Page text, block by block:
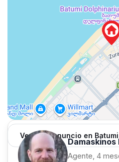
Ver 1,312 anuncio en Batumi
Damaskinos
Agente, 4